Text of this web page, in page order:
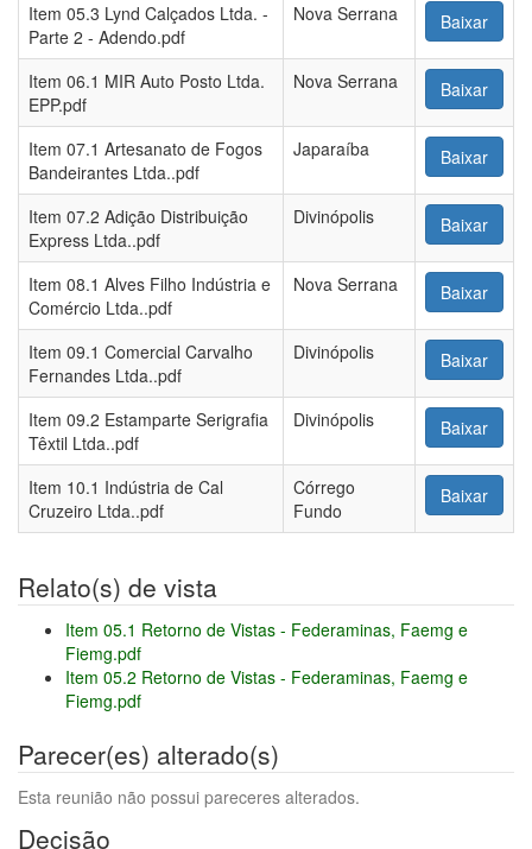
Item 05.3 Lynd Calçados Ltda. -
Parte 2 - Adendo.pdf
Nova Serrana Baixar
Item 06.1 MIR Auto Posto Ltda.
EPP.pdf
Nova Serrana Baixar
Item 07.1 Artesanato de Fogos
Bandeirantes Ltda..pdf
Japaraíba Baixar
Item 07.2 Adição Distribuição
Express Ltda..pdf
Divinópolis Baixar
Item 08.1 Alves Filho Indústria e
Comércio Ltda..pdf
Nova Serrana Baixar
Item 09.1 Comercial Carvalho
Fernandes Ltda..pdf
Divinópolis Baixar
Item 09.2 Estamparte Serigrafia
Têxtil Ltda..pdf
Divinópolis Baixar
Item 10.1 Indústria de Cal
Cruzeiro Ltda..pdf
Córrego
Fundo
Baixar
Relato(s) de vista
Item 05.1 Retorno de Vistas - Federaminas, Faemg e
Fiemg.pdf
Item 05.2 Retorno de Vistas - Federaminas, Faemg e
Fiemg.pdf
Parecer(es) alterado(s)
Esta reunião não possui pareceres alterados.
Decisão